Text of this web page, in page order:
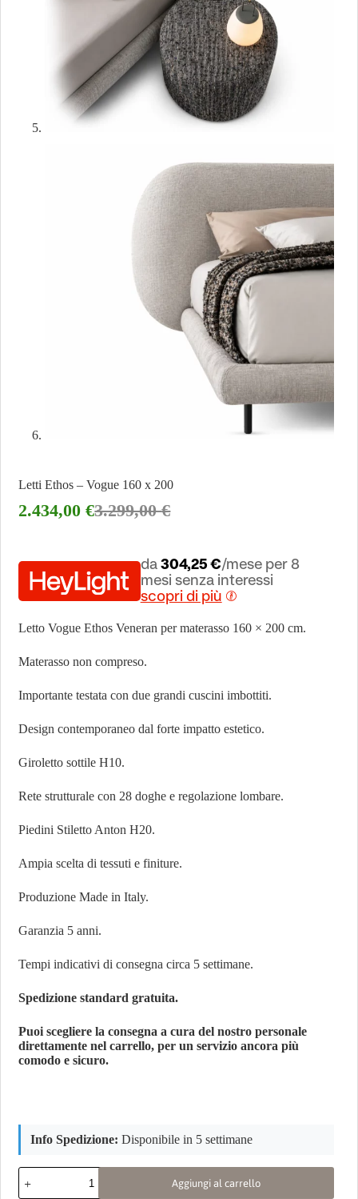
Letti Ethos – Vogue 160 x 200
3.299,00€
2.434,00€
da 304,25 €/mese per 8
mesi senza interessi
scopri di più
Letto Vogue Ethos Veneran per materasso 160 × 200 cm.
Materasso non compreso.
Importante testata con due grandi cuscini imbottiti.
Design contemporaneo dal forte impatto estetico.
Giroletto sottile H10.
Rete strutturale con 28 doghe e regolazione lombare.
Piedini Stiletto Anton H20.
Ampia scelta di tessuti e finiture.
Produzione Made in Italy.
Garanzia 5 anni.
Tempi indicativi di consegna circa 5 settimane.
Spedizione standard gratuita.
Puoi scegliere la consegna a cura del nostro personale
direttamente nel carrello, per un servizio ancora più
comodo e sicuro.
Info Spedizione: Disponibile in 5 settimane
Aggiungi al carrello